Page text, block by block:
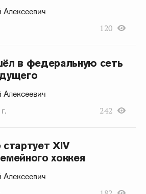
120
в федеральную сеть
242
XIV
хоккея